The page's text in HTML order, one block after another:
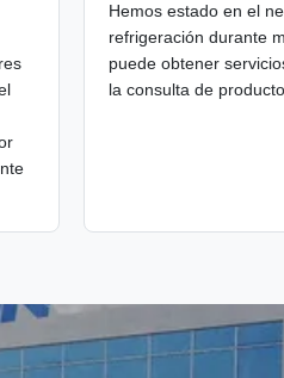
Hemos estado en el
refrigeración durante
puede obtener
la consulta de